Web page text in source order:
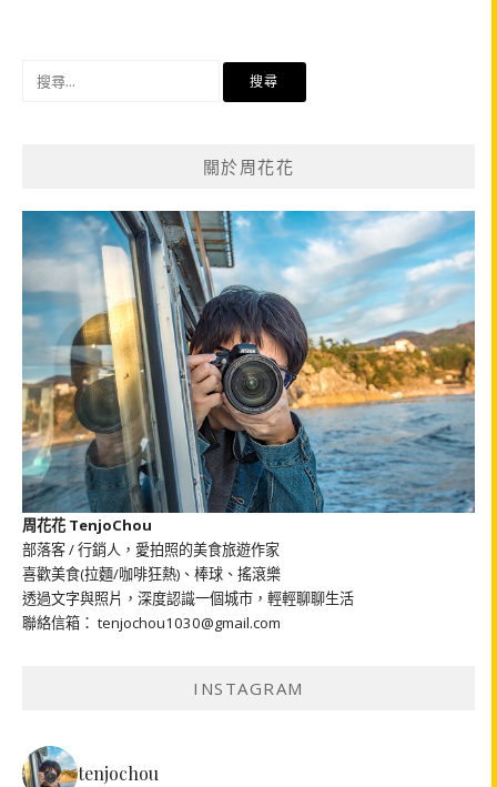
關於周花花
周花花 TenjoChou
部落客 / 行銷人，愛拍照的美食旅遊作家
喜歡美食(拉麵/咖啡狂熱)、棒球、搖滾樂
透過文字與照片，深度認識一個城市，輕輕聊聊生活
聯絡信箱： tenjochou1030@gmail.com
INSTAGRAM
tenjochou